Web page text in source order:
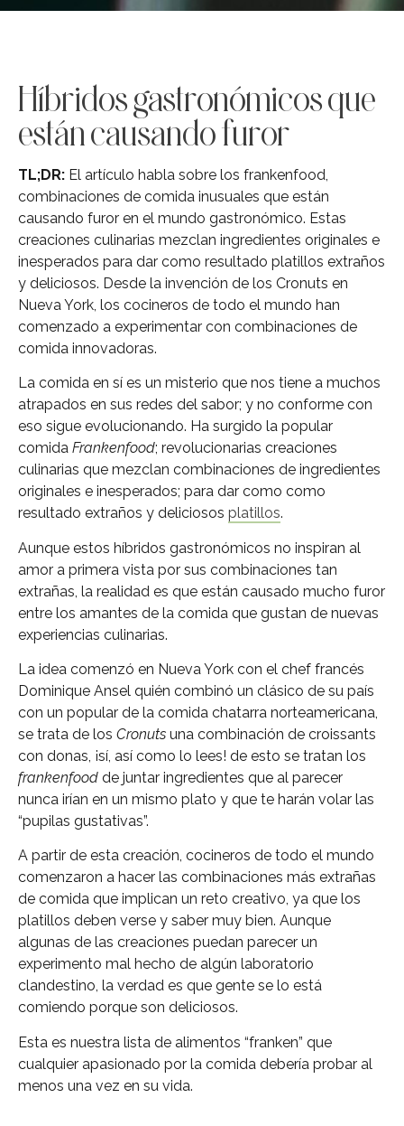
Híbridos gastronómicos que
están causando furor
TL;DR: El artículo habla sobre los frankenfood,
combinaciones de comida inusuales que están
causando furor en el mundo gastronómico. Estas
creaciones culinarias mezclan ingredientes originales e
inesperados para dar como resultado platillos extraños
y deliciosos. Desde la invención de los Cronuts en
Nueva York, los cocineros de todo el mundo han
comenzado a experimentar con combinaciones de
comida innovadoras.
La comida en sí es un misterio que nos tiene a muchos
atrapados en sus redes del sabor; y no conforme con
eso sigue evolucionando. Ha surgido la popular
comida Frankenfood; revolucionarias creaciones
culinarias que mezclan combinaciones de ingredientes
originales e inesperados; para dar como como
resultado extraños y deliciosos platillos.
Aunque estos híbridos gastronómicos no inspiran al
amor a primera vista por sus combinaciones tan
extrañas, la realidad es que están causado mucho furor
entre los amantes de la comida que gustan de nuevas
experiencias culinarias.
La idea comenzó en Nueva York con el chef francés
Dominique Ansel quién combinó un clásico de su país
con un popular de la comida chatarra norteamericana,
se trata de los Cronuts una combinación de croissants
con donas, ¡sí, así como lo lees! de esto se tratan los
frankenfood de juntar ingredientes que al parecer
nunca irían en un mismo plato y que te harán volar las
“pupilas gustativas”.
A partir de esta creación, cocineros de todo el mundo
comenzaron a hacer las combinaciones más extrañas
de comida que implican un reto creativo, ya que los
platillos deben verse y saber muy bien. Aunque
algunas de las creaciones puedan parecer un
experimento mal hecho de algún laboratorio
clandestino, la verdad es que gente se lo está
comiendo porque son deliciosos.
Esta es nuestra lista de alimentos “franken” que
cualquier apasionado por la comida debería probar al
menos una vez en su vida.